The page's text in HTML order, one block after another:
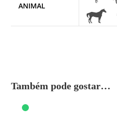
ANIMAL
Também pode gostar…